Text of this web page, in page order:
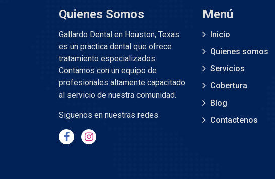
Quienes Somos
Gallardo Dental en Houston, Texas
es un practica dental que ofrece
tratamiento especializados.
Contamos con un equipo de
profesionales altamente capacitado
al servicio de nuestra comunidad.
Siguenos en nuestras redes
Menú
Inicio
Quienes somos
Servicios
Cobertura
Blog
Contactenos